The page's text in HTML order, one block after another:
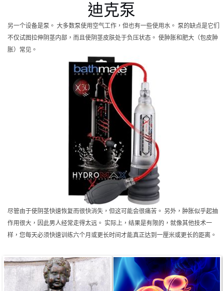
迪克泵
另一个设备是泵。 大多数泵使用空气工作，但也有一些使用水。 泵的缺点是它们
不仅试图拉伸阴茎内部，而且使阴茎皮肤处于负压状态。 使肿胀和肥大（包皮肿
胀）常见。
尽管由于使阴茎快速恢复而很快消失，但这可能会很痛苦。 另外，肿胀似乎起抽
作用很大，因此男人经常走得太远。 实际上，结果是有限的，就像其他技术一
样，您每天必须快速训练六个月或更长时间才能真正达到一厘米或更长的距离。